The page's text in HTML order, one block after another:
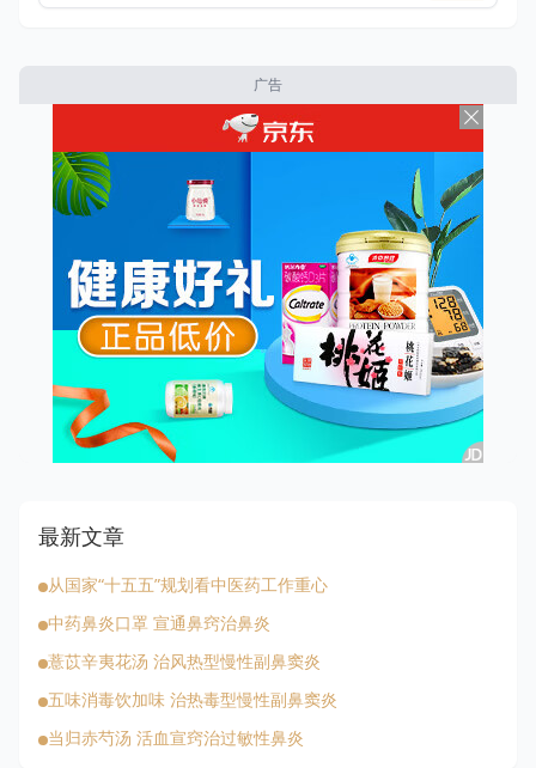
广告
最新文章
从国家“十五五”规划看中医药工作重心
中药鼻炎口罩 宣通鼻窍治鼻炎
薏苡辛夷花汤 治风热型慢性副鼻窦炎
五味消毒饮加味 治热毒型慢性副鼻窦炎
当归赤芍汤 活血宣窍治过敏性鼻炎